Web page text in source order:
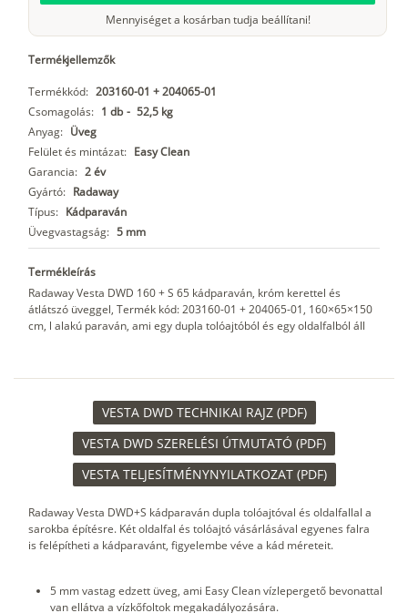
Mennyiséget a kosárban tudja beállítani!
Termékjellemzők
Termékkód: 203160-01 + 204065-01
Csomagolás: 1 db - 52,5 kg
Anyag: Üveg
Felület és mintázat: Easy Clean
Garancia: 2 év
Gyártó: Radaway
Típus: Kádparaván
Üvegvastagság: 5 mm
Termékleírás
Radaway Vesta DWD 160 + S 65 kádparaván, króm kerettel és
átlátszó üveggel, Termék kód: 203160-01 + 204065-01, 160×65×150
cm, l alakú paraván, ami egy dupla tolóajtóból és egy oldalfalból áll
VESTA DWD TECHNIKAI RAJZ (PDF)
VESTA DWD SZERELÉSI ÚTMUTATÓ (PDF)
VESTA TELJESÍTMÉNYNYILATKOZAT (PDF)
Radaway Vesta DWD+S kádparaván dupla tolóajtóval és oldalfallal a
sarokba építésre. Két oldalfal és tolóajtó vásárlásával egyenes falra
is felépítheti a kádparavánt, figyelembe véve a kád méreteit.
5 mm vastag edzett üveg, ami Easy Clean vízlepergető bevonattal
van ellátva a vízkőfoltok megakadályozására.